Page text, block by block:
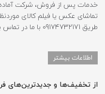
خدمات پس از فروش، شرکت
تماشای عکس یا فیلم کالای
طریق 09174732171 با ما در تماس باشید).
اطلاعات بیشتر
از تخفیف‌ها و جدیدترین‌های